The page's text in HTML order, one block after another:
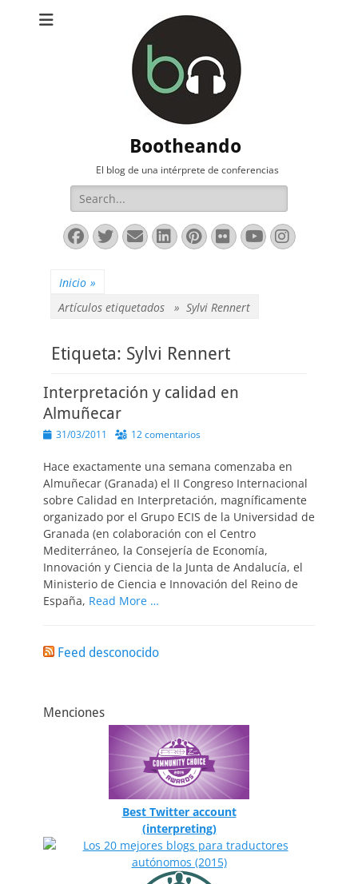
Bootheando
El blog de una intérprete de conferencias
Buscar:
Facebook
Twitter
Correo
electrónico
LinkedIn
Pinterest
FlickrYouTube
Inicio »
Artículos etiquetados » Sylvi Rennert
Etiqueta: Sylvi Rennert
Interpretación y calidad en
Almuñecar
Publicado
31/03/2011 12 comentarios
Hace exactamente una semana comenzaba en
Almuñecar (Granada) el II Congreso Internacional
sobre Calidad en Interpretación, magníficamente
organizado por el Grupo ECIS de la Universidad de
Granada (en colaboración con el Centro
Mediterráneo, la Consejería de Economía,
Innovación y Ciencia de la Junta de Andalucía, el
Ministerio de Ciencia e Innovación del Reino de
España, Read More …
Feed desconocido
Menciones
Best Twitter account
(interpreting)